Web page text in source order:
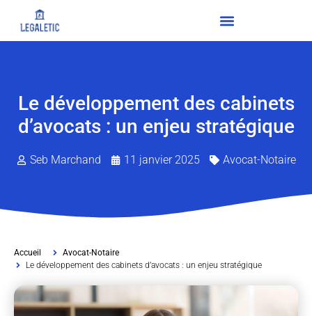
Le développement des cabinets
d’avocats : un enjeu stratégique
Seb Marchand 11 janvier 2025 Avocat-Notaire
Accueil
Avocat-Notaire
Le développement des cabinets d’avocats : un enjeu stratégique